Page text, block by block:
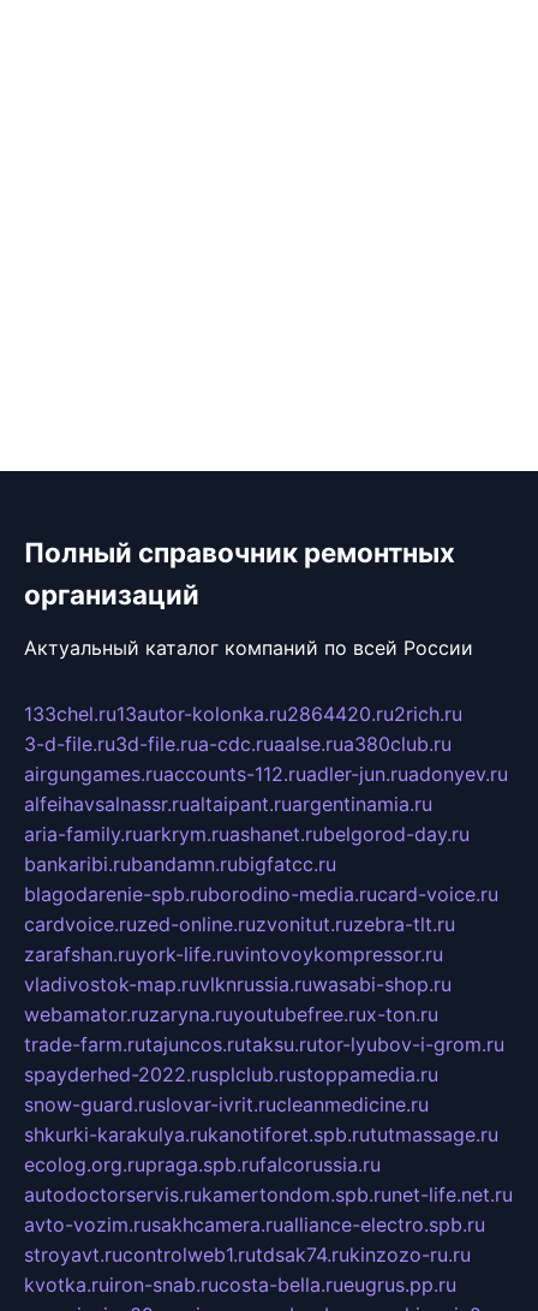
Полный справочник ремонтных
организаций
Актуальный каталог компаний по всей России
133chel.ru13autor-kolonka.ru2864420.ru2rich.ru
3-d-file.ru3d-file.rua-cdc.ruaalse.rua380club.ru
airgungames.ruaccounts-112.ruadler-jun.ruadonyev.ru
alfeihavsalnassr.rualtaipant.ruargentinamia.ru
aria-family.ruarkrym.ruashanet.rubelgorod-day.ru
bankaribi.rubandamn.rubigfatcc.ru
blagodarenie-spb.ruborodino-media.rucard-voice.ru
cardvoice.ruzed-online.ruzvonitut.ruzebra-tlt.ru
zarafshan.ruyork-life.ruvintovoykompressor.ru
vladivostok-map.ruvlknrussia.ruwasabi-shop.ru
webamator.ruzaryna.ruyoutubefree.rux-ton.ru
trade-farm.rutajuncos.rutaksu.rutor-lyubov-i-grom.ru
spayderhed-2022.rusplclub.rustoppamedia.ru
snow-guard.ruslovar-ivrit.rucleanmedicine.ru
shkurki-karakulya.rukanotiforet.spb.rututmassage.ru
ecolog.org.rupraga.spb.rufalcorussia.ru
autodoctorservis.rukamertondom.spb.runet-life.net.ru
avto-vozim.rusakhcamera.rualliance-electro.spb.ru
stroyavt.rucontrolweb1.rutdsak74.rukinzozo-ru.ru
kvotka.ruiron-snab.rucosta-bella.rueugrus.pp.ru